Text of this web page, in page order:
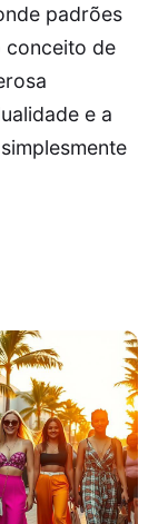
padrões
conceito de
e a